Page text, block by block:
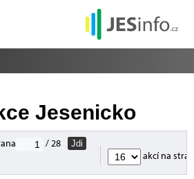
Jesenicko
/ 28
Jdi
akcí na